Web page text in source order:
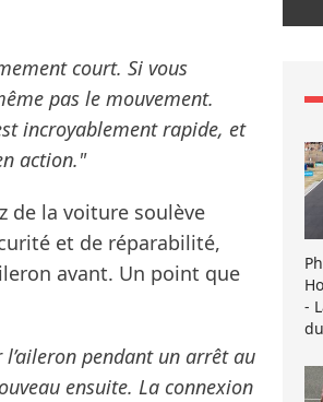
court. Si vous
pas le mouvement.
incroyablement rapide, et
action."
de la voiture soulève
et de réparabilité,
avant. Un point que
pendant un arrêt au
ensuite. La connexion
-